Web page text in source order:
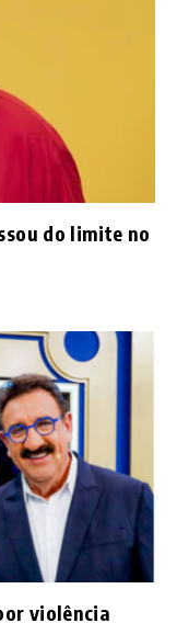
do limite no
violência